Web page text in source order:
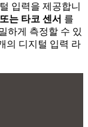
입력을 제공합니
는 타코 센서 를
하게 측정할 수 있
의 디지털 입력 라